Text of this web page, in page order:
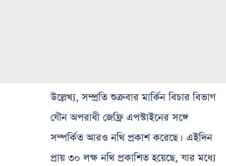
উল্লেখ্য, সম্প্রতি শুক্রবার মার্কিন বিচার বিভাগ
যৌন অপরাধী জেফ্রি এপস্টাইনের সঙ্গে
সম্পর্কিত আরও নথি প্রকাশ করেছে। এইদিন
প্রায় ৩০ লক্ষ নথি প্রকাশিত হয়েছে, যার মধ্যে